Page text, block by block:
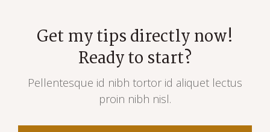
Get my tips directly now!
Ready to start?
Pellentesque id nibh tortor id aliquet lectus
proin nibh nisl.